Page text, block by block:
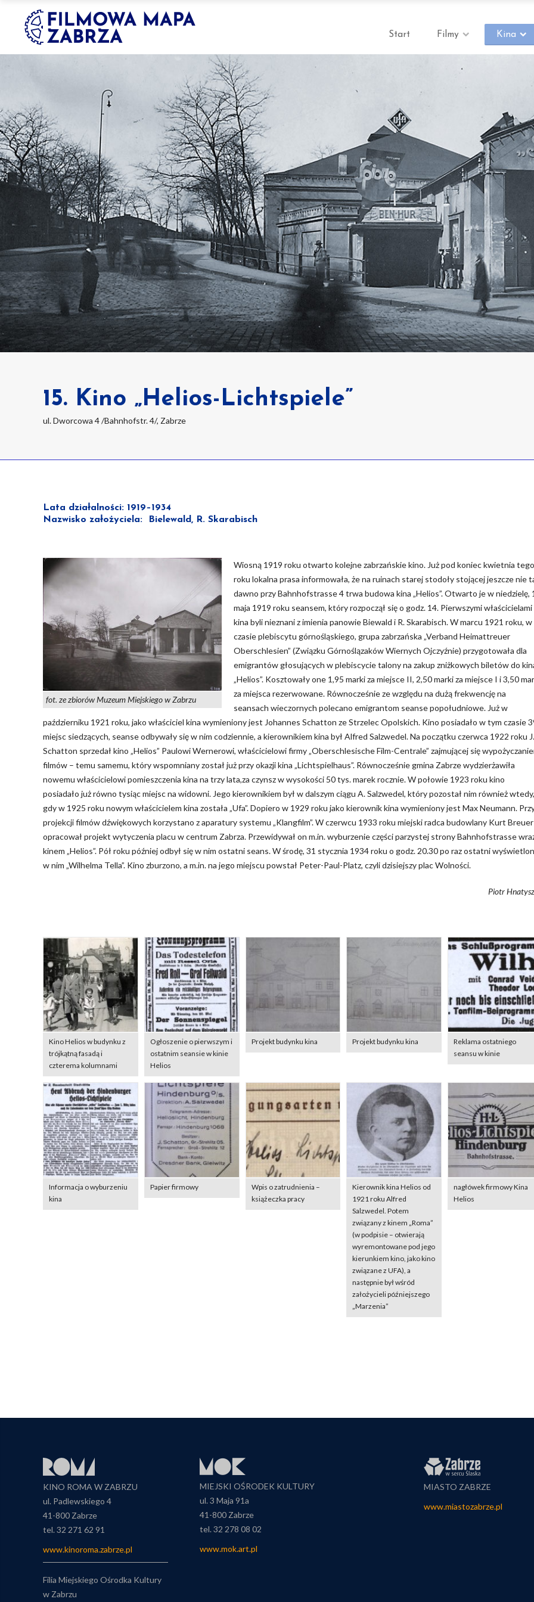
Start Filmy Kina
15. Kino „Helios-Lichtspiele”
ul. Dworcowa 4 /Bahnhofstr. 4/, Zabrze
Lata działalności: 1919–1934
Nazwisko założyciela: Bielewald, R. Skarabisch
fot. ze zbiorów Muzeum Miejskiego w Zabrzu
Wiosną 1919 roku otwarto kolejne zabrzańskie kino. Już pod koniec kwietnia
roku lokalna prasa informowała, że na ruinach starej stodoły stojącej jeszcze nie
dawno przy Bahnhofstrasse 4 trwa budowa kina „Helios”. Otwarto je w niedzielę,
maja 1919 roku seansem, który rozpoczął się o godz. 14. Pierwszymi właścicielami
kina byli nieznani z imienia panowie Biewald i R. Skarabisch. W marcu 1921 roku, w
czasie plebiscytu górnośląskiego, grupa zabrzańska „Verband Heimattreuer
Oberschlesien” (Związku Górnoślązaków Wiernych Ojczyźnie) przygotowała dla
emigrantów głosujących w plebiscycie talony na zakup zniżkowych biletów do
„Helios”. Kosztowały one 1,95 marki za miejsce II, 2,50 marki za miejsce I i 3,50
za miejsca rezerwowane. Równocześnie ze względu na dużą frekwencję na
seansach wieczornych polecano emigrantom seanse popołudniowe. Już w
październiku 1921 roku, jako właściciel kina wymieniony jest Johannes Schatton ze Strzelec Opolskich. Kino posiadało w tym czasie
miejsc siedzących, seanse odbywały się w nim codziennie, a kierownikiem kina był Alfred Salzwedel. Na początku czerwca 1922 roku J.
Schatton sprzedał kino „Helios” Paulowi Wernerowi, właścicielowi firmy „Oberschlesische Film-Centrale” zajmującej się
filmów – temu samemu, który wspomniany został już przy okazji kina „Lichtspielhaus”. Równocześnie gmina Zabrze wydzierżawiła
nowemu właścicielowi pomieszczenia kina na trzy lata,za czynsz w wysokości 50 tys. marek rocznie. W połowie 1923 roku kino
posiadało już równo tysiąc miejsc na widowni. Jego kierownikiem był w dalszym ciągu A. Salzwedel, który pozostał nim również wtedy,
gdy w 1925 roku nowym właścicielem kina została „Ufa”. Dopiero w 1929 roku jako kierownik kina wymieniony jest Max Neumann.
projekcji filmów dźwiękowych korzystano z aparatury systemu „Klangfilm”. W czerwcu 1933 roku miejski radca budowlany Kurt Breuer
opracował projekt wytyczenia placu w centrum Zabrza. Przewidywał on m.in. wyburzenie części parzystej strony Bahnhofstrasse
kinem „Helios”. Pół roku później odbył się w nim ostatni seans. W środę, 31 stycznia 1934 roku o godz. 20.30 po raz ostatni
w nim „Wilhelma Tella”. Kino zburzono, a m.in. na jego miejscu powstał Peter-Paul-Platz, czyli dzisiejszy plac Wolności.
Piotr
Kino Helios w budynku z
trójkątną fasadą i
czterema kolumnami
Ogłoszenie o pierwszym i
ostatnim seansie w kinie
Helios
Projekt budynku kina Projekt budynku kina
Reklama ostatniego
seansu w kinie
Informacja o wyburzeniu
kina
Papier firmowy
Wpis o zatrudnienia –
książeczka pracy
Kierownik kina Helios od
1921 roku Alfred
Salzwedel. Potem
związany z kinem „Roma”
(w podpisie – otwierają
wyremontowane pod jego
kierunkiem kino, jako kino
związane z UFA), a
następnie był wśród
założycieli późniejszego
„Marzenia”
nagłówek firmowy Kina
Helios
KINO ROMA W ZABRZU
ul. Padlewskiego 4
41-800 Zabrze
tel. 32 271 62 91
www.kinoroma.zabrze.pl
Filia Miejskiego Ośrodka Kultury
w Zabrzu
MIEJSKI OŚRODEK KULTURY
ul. 3 Maja 91a
41-800 Zabrze
tel. 32 278 08 02
www.mok.art.pl
MIASTO ZABRZE
www.miastozabrze.pl